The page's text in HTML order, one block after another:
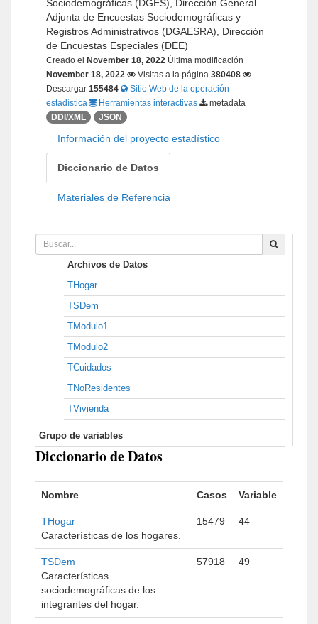
Sociodemográficas (DGES), Dirección General
Adjunta de Encuestas Sociodemográficas y
Registros Administrativos (DGAESRA), Dirección
de Encuestas Especiales (DEE)
Creado el November 18, 2022 Última modificación
November 18, 2022
Visitas a la página 380408
Descargar 155484
Sitio Web de la operación
estadística
Herramientas interactivas
metadata
DDI/XML
JSON
Información del proyecto estadístico
Diccionario de Datos
Materiales de Referencia
Archivos de Datos
THogar
TSDem
TModulo1
TModulo2
TCuidados
TNoResidentes
TVivienda
Grupo de variables
Diccionario de Datos
Nombre Casos Variable
THogar
Características de los hogares.
15479 44
TSDem
Características
sociodemográficas de los
integrantes del hogar.
57918 49